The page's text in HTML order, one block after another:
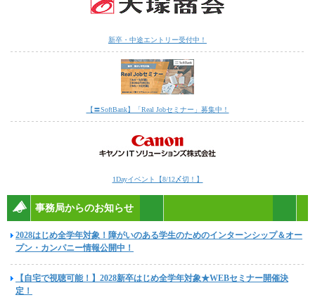
新卒・中途エントリー受付中！
【〓SoftBank】「Real Jobセミナー」募集中！
1Dayイベント【8/12〆切！】
事務局からのお知らせ
2028はじめ全学年対象！障がいのある学生のためのインターンシップ＆オー
プン・カンパニー情報公開中！
【自宅で視聴可能！】2028新卒はじめ全学年対象★WEBセミナー開催決
定！